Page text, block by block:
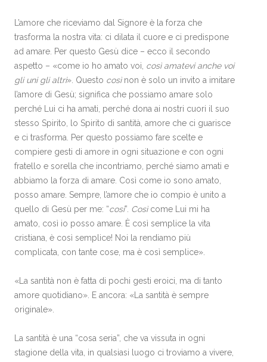
L’amore che riceviamo dal Signore è la forza che
trasforma la nostra vita: ci dilata il cuore e ci predispone
ad amare. Per questo Gesù dice – ecco il secondo
aspetto – «come io ho amato voi, così amatevi anche voi
gli uni gli altri». Questo cosìnon è solo un invito a imitare
l’amore di Gesù; significa che possiamo amare solo
perché Lui ci ha amati, perché dona ai nostri cuori il suo
stesso Spirito, lo Spirito di santità, amore che ci guarisce
e ci trasforma. Per questo possiamo fare scelte e
compiere gesti di amore in ogni situazione e con ogni
fratello e sorella che incontriamo, perché siamo amati e
abbiamo la forza di amare. Così come io sono amato,
posso amare. Sempre, l’amore che io compio è unito a
quello di Gesù per me: “così”. Cosìcome Lui mi ha
amato, così io posso amare. È così semplice la vita
cristiana, è così semplice! Noi la rendiamo più
complicata, con tante cose, ma è così semplice».
«La santità non è fatta di pochi gesti eroici, ma di tanto
amore quotidiano». E ancora: «La santità è sempre
originale».
La santità è una “cosa seria”, che va vissuta in ogni
stagione della vita, in qualsiasi luogo ci troviamo a vivere,